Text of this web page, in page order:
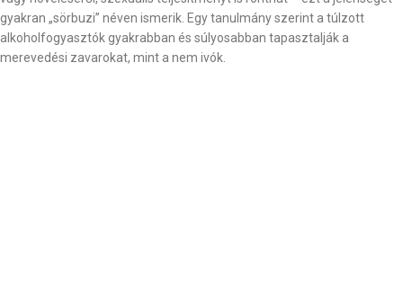
gyakran „sörbuzi” néven ismerik. Egy tanulmány szerint a túlzott
alkoholfogyasztók gyakrabban és súlyosabban tapasztalják a
merevedési zavarokat, mint a nem ivók.